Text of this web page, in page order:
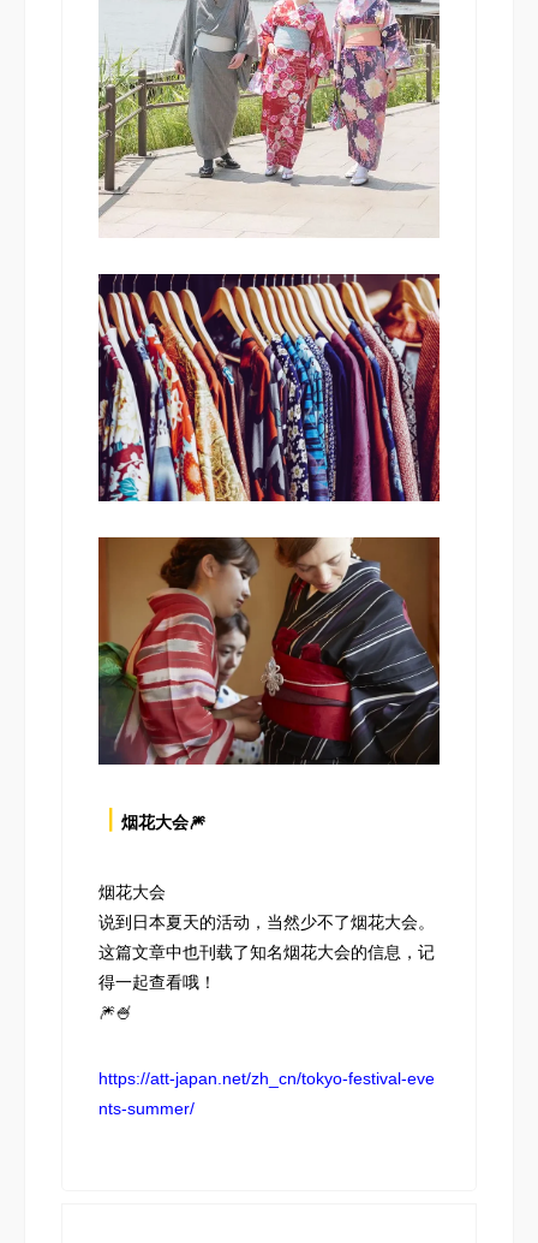
烟花大会🎆
烟花大会
说到日本夏天的活动，当然少不了烟花大会。
这篇文章中也刊载了知名烟花大会的信息，记
得一起查看哦！
🎆🍧
https://att-japan.net/zh_cn/tokyo-festival-eve
nts-summer/